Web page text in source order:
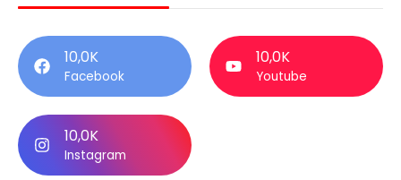
10,0K
Facebook
10,0K
Youtube
10,0K
Instagram